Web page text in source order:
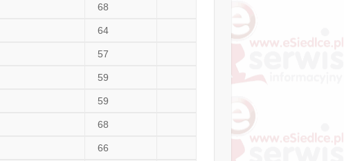
68
64
57
59
59
68
66